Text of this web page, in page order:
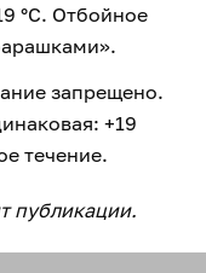
°C. Отбойное
запрещено.
+19
течение.
публикации.